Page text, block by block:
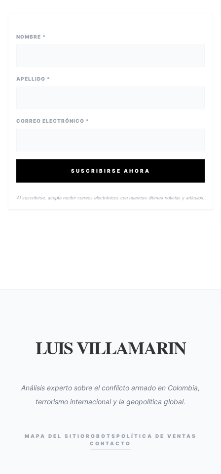
NOMBRE *
APELLIDO *
CORREO ELECTRÓNICO *
SUSCRIBIRSE AHORA
Al suscribirse, acepta recibir correos electrónicos con nuestras últimas noticias y artículos.
LUIS VILLAMARIN
Análisis experto sobre el conflicto armado en Colombia,
terrorismo internacional y la geopolítica global.
MAPA DEL SITIO ROBOTS POLÍTICA DE VENTAS
CONTACTO